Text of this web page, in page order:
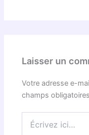
Laisser un
Votre adresse e-
champs
ici…